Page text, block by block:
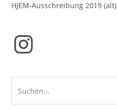
HJEM-Ausschreibung 2019 (alt)
Instagram